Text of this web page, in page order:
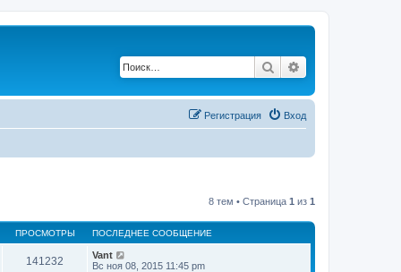
Поиск
Вход
Регистрация
8 тем • Страница 1 из 1
ПРОСМОТРЫ ПОСЛЕДНЕЕ СООБЩЕНИЕ
141232
Vant
Вс ноя 08, 2015 11:45 pm